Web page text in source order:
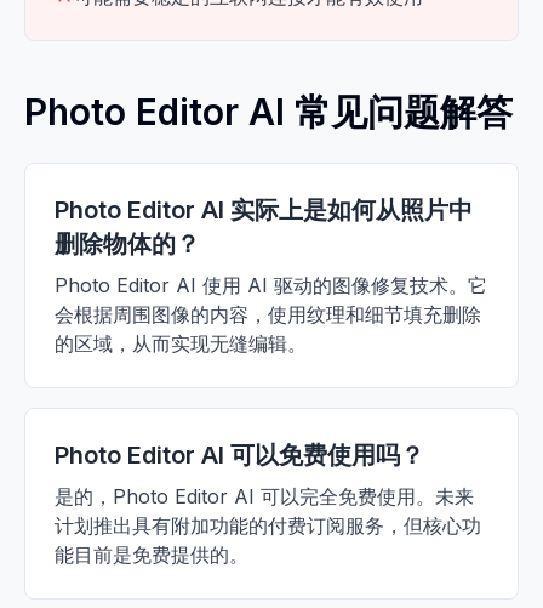
Photo Editor AI 常见问题解答
Photo Editor AI 实际上是如何从照片中
删除物体的？
Photo Editor AI 使用 AI 驱动的图像修复技术。它
会根据周围图像的内容，使用纹理和细节填充删除
的区域，从而实现无缝编辑。
Photo Editor AI 可以免费使用吗？
是的，Photo Editor AI 可以完全免费使用。未来
计划推出具有附加功能的付费订阅服务，但核心功
能目前是免费提供的。